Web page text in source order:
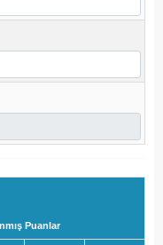
Puanlar